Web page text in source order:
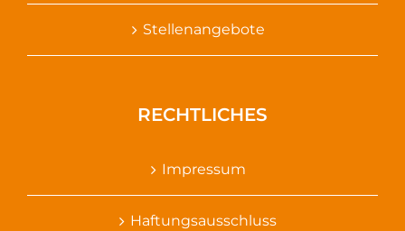
Stellenangebote
RECHTLICHES
Impressum
Haftungsausschluss